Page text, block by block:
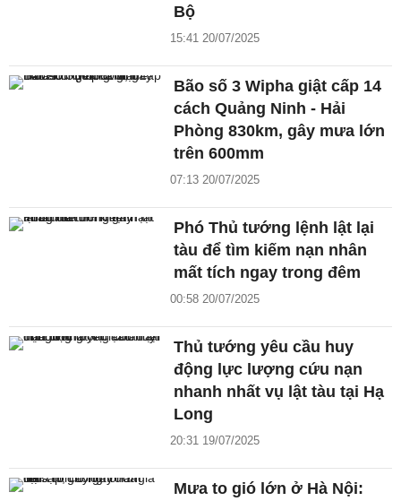
Bộ
15:41 20/07/2025
Bão số 3 Wipha giật cấp 14
cách Quảng Ninh - Hải
Phòng 830km, gây mưa lớn
trên 600mm
07:13 20/07/2025
Phó Thủ tướng lệnh lật lại
tàu để tìm kiếm nạn nhân
mất tích ngay trong đêm
00:58 20/07/2025
Thủ tướng yêu cầu huy
động lực lượng cứu nạn
nhanh nhất vụ lật tàu tại Hạ
Long
20:31 19/07/2025
Mưa to gió lớn ở Hà Nội: